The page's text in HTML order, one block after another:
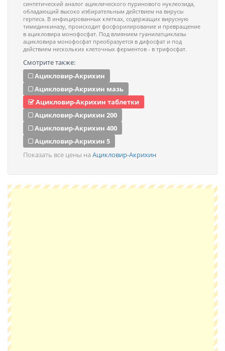
синтетический аналог ациклического пуринового нуклеозида,
обладающий высоко избирательным действием на вирусы
герпеса. В инфицированных клетках, содержащих вирусную
тимидинкиназу, происходит фосфорилирование и превращение
в ацикловира монофосфат. Под влиянием гуанилатциклазы
ацикловира монофосфат преобразуется в дифосфат и под
действием нескольких клеточных ферментов - в трифосфат.
Смотрите также:
Ацикловир-Акрихин
Ацикловир-Акрихин мазь
Ацикловир-Акрихин таблетки
Ацикловир-Акрихин 200
Ацикловир-Акрихин 400
Ацикловир-Акрихин 5
Показать все цены на Ацикловир-Акрихин